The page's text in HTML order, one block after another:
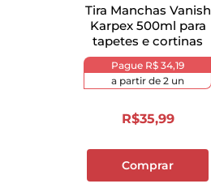
Tira Manchas Vanish
Karpex 500ml para
tapetes e cortinas
Pague R$ 34,19
a partir de2 un
R$35,99
Comprar